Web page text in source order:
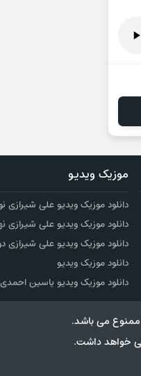
موزیک ویدیو
دانلود موزیک ویدیو علی شیرازی
دانلود موزیک ویدیو علی شیرازی
دانلود موزیک ویدیو علی شیرازی
دانلود موزیک ویدیو
دانلود موزیک ویدیو یاسین
می باشد.